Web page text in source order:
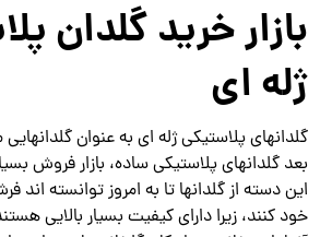
بازار خرید گلدان
ژله ای
گلدانهای پلاستیکی ژله ای به عنوان
بعد گلدانهای پلاستیکی ساده، بازار فروش
این دسته از گلدانها تا به امروز توانسته اند
خود کنند، زیرا دارای کیفیت بسیار بالایی